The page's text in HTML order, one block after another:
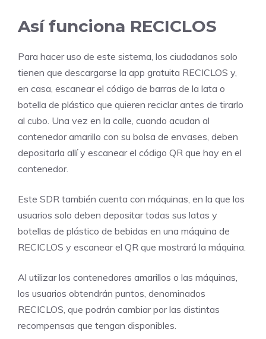
Así funciona RECICLOS
Para hacer uso de este sistema, los ciudadanos solo
tienen que descargarse la app gratuita RECICLOS y,
en casa, escanear el código de barras de la lata o
botella de plástico que quieren reciclar antes de tirarlo
al cubo. Una vez en la calle, cuando acudan al
contenedor amarillo con su bolsa de envases, deben
depositarla allí y escanear el código QR que hay en el
contenedor.
Este SDR también cuenta con máquinas, en la que los
usuarios solo deben depositar todas sus latas y
botellas de plástico de bebidas en una máquina de
RECICLOS y escanear el QR que mostrará la máquina.
Al utilizar los contenedores amarillos o las máquinas,
los usuarios obtendrán puntos, denominados
RECICLOS, que podrán cambiar por las distintas
recompensas que tengan disponibles.